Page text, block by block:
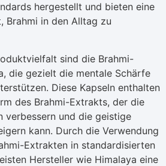
hergestellt und bieten eine
Brahmi in den Alltag zu
sind die Brahmi-
die gezielt die mentale Schärfe
Diese Kapseln enthalten
des Brahmi-Extrakts, der die
verbessern und die geistige
kann. Durch die Verwendung
Extrakten in standardisierten
Hersteller wie Himalaya eine